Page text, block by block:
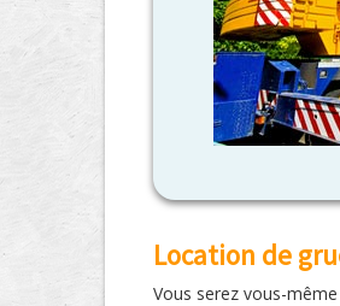
Location de
Vous serez vous-